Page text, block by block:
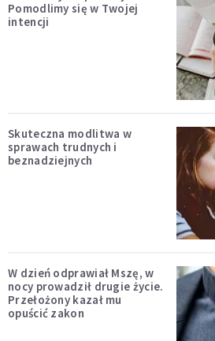
Pomodlimy się w Twojej
intencji
Skuteczna modlitwa w
sprawach trudnych i
beznadziejnych
W dzień odprawiał Mszę, w
nocy prowadził drugie życie.
Przełożony kazał mu
opuścić zakon